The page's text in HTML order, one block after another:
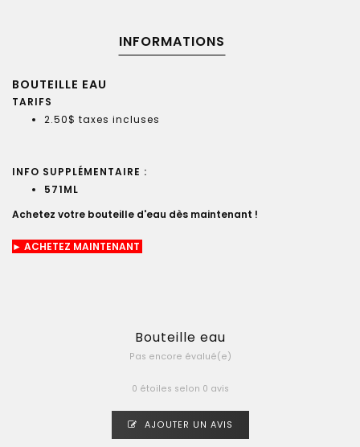
INFORMATIONS
BOUTEILLE EAU
TARIFS
2.50$ taxes incluses
INFO SUPPLÉMENTAIRE :
571ML
Achetez votre bouteille d'eau dès maintenant !
► ACHETEZ MAINTENANT
Bouteille eau
Pas encore évalué(e)
0 étoiles selon 0 avis
AJOUTER UN AVIS